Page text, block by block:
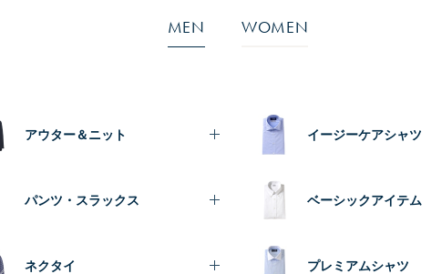
MEN WOMEN
アウター＆ニット
パンツ・スラックス
ネクタイ
イージーケアシャツ
ベーシックアイテム
プレミアムシャツ